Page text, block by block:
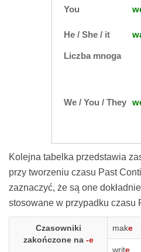
You
He / She / it
Liczba mnoga
We / You / They
Kolejna tabelka przedstawia
przy tworzeniu czasu Past
zaznaczyć, że są one
stosowane w przypadku czasu
Czasowniki
zakończone na -e
make
write